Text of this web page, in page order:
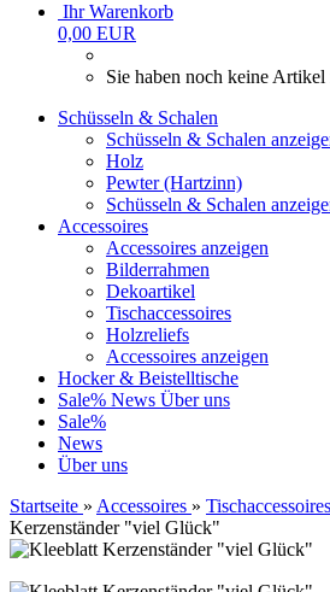
Ihr Warenkorb
0,00 EUR
Sie haben noch keine
Schüsseln & Schalen
Schüsseln & Schalen
Holz
Pewter (Hartzinn)
Schüsseln & Schalen
Accessoires
Accessoires anzeigen
Bilderrahmen
Dekoartikel
Tischaccessoires
Holzreliefs
Accessoires anzeigen
Hocker & Beistelltische
Sale% News Über uns
Sale%
News
Über uns
Startseite » Accessoires » Tischaccessoires
Kerzenständer "viel Glück"